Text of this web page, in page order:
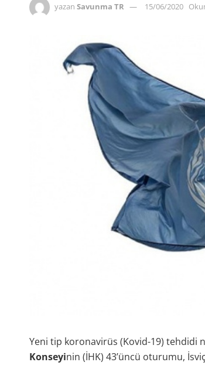
yazan Savunma TR 15/06/2020
Yeni tip koronavirüs (Kovid-19) tehdidi
Konseyinin (İHK) 43’üncü oturumu,